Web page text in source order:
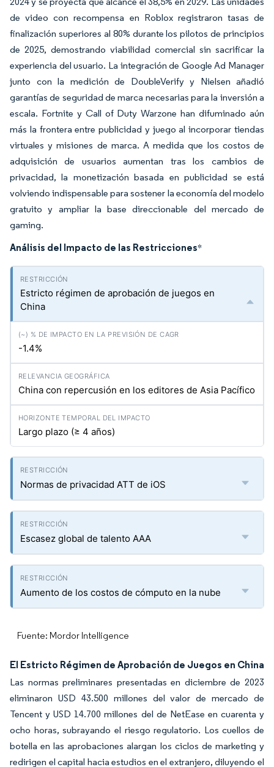
de video con recompensa en Roblox registraron tasas de
finalización superiores al 80% durante los pilotos de principios
de 2025, demostrando viabilidad comercial sin sacrificar la
experiencia del usuario. La integración de Google Ad Manager
junto con la medición de DoubleVerify y Nielsen añadió
garantías de seguridad de marca necesarias para la inversión a
escala. Fortnite y Call of Duty Warzone han difuminado aún
más la frontera entre publicidad y juego al incorporar tiendas
virtuales y misiones de marca. A medida que los costos de
adquisición de usuarios aumentan tras los cambios de
privacidad, la monetización basada en publicidad se está
volviendo indispensable para sostener la economía del modelo
gratuito y ampliar la base direccionable del mercado de
gaming.
Análisis del Impacto de las Restricciones*
Estricto régimen de aprobación de juegos en
China
-1.4%
China con repercusión en los editores de Asia Pacífico
Largo plazo (≥ 4 años)
Normas de privacidad ATT de iOS
Escasez global de talento AAA
Aumento de los costos de cómputo en la nube
Fuente: Mordor Intelligence
El Estricto Régimen de Aprobación de Juegos en China
Las normas preliminares presentadas en diciembre de 2023
eliminaron USD 43.500 millones del valor de mercado de
Tencent y USD 14.700 millones del de NetEase en cuarenta y
ocho horas, subrayando el riesgo regulatorio. Los cuellos de
botella en las aprobaciones alargan los ciclos de marketing y
redirigen el capital hacia estudios en el extranjero, diluyendo el